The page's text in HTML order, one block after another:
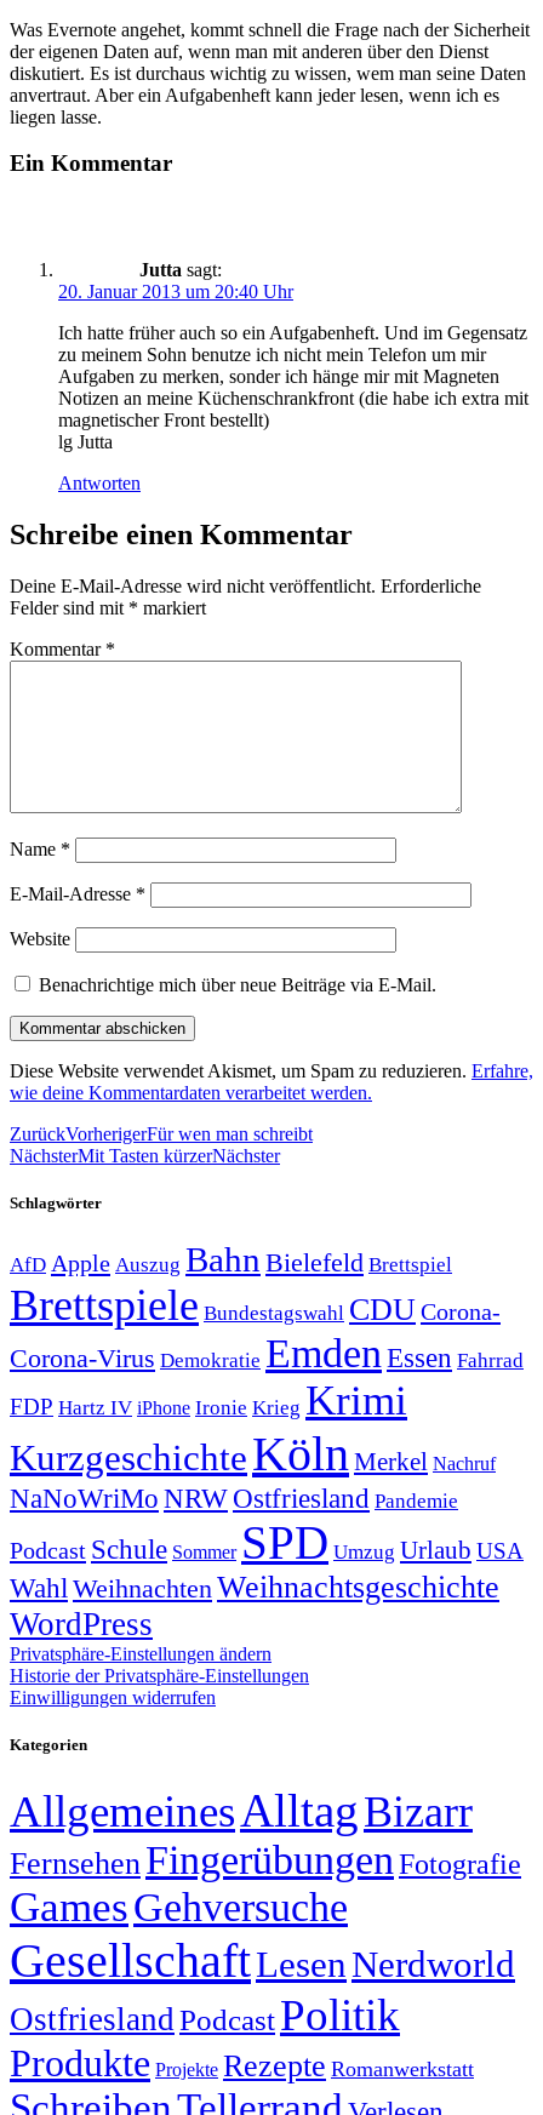
Was Evernote angehet, kommt schnell die Frage nach der Sicherheit
der eigenen Daten auf, wenn man mit anderen über den Dienst
diskutiert. Es ist durchaus wichtig zu wissen, wem man seine Daten
anvertraut. Aber ein Aufgabenheft kann jeder lesen, wenn ich es
liegen lasse.
Ein Kommentar
Jutta sagt:
20. Januar 2013 um 20:40 Uhr
Ich hatte früher auch so ein Aufgabenheft. Und im Gegensatz
zu meinem Sohn benutze ich nicht mein Telefon um mir
Aufgaben zu merken, sonder ich hänge mir mit Magneten
Notizen an meine Küchenschrankfront (die habe ich extra mit
magnetischer Front bestellt)
lg Jutta
Antworten
Schreibe einen Kommentar
Deine E-Mail-Adresse wird nicht veröffentlicht. Erforderliche
Felder sind mit * markiert
Kommentar *
Name *
E-Mail-Adresse *
Website
Benachrichtige mich über neue Beiträge via E-Mail.
Diese Website verwendet Akismet, um Spam zu reduzieren. Erfahre,
wie deine Kommentardaten verarbeitet werden.
ZurückVorherigerFür wen man schreibt
NächsterMit Tasten kürzerNächster
Schlagwörter
AfD Apple Auszug Bahn Bielefeld Brettspiel
Brettspiele Bundestagswahl CDUCorona-
Corona-Virus Demokratie Emden Essen Fahrrad
FDP Hartz IV iPhone Ironie Krieg Krimi
KurzgeschichteKölnMerkel Nachruf
NaNoWriMo NRWOstfriesland Pandemie
Podcast Schule Sommer SPD Umzug Urlaub USA
WahlWeihnachtenWeihnachtsgeschichte
WordPress
Privatsphäre-Einstellungen ändern
Historie der Privatsphäre-Einstellungen
Einwilligungen widerrufen
Kategorien
AllgemeinesAlltagBizarr
Fernsehen Fingerübungen Fotografie
GamesGehversuche
GesellschaftLesen Nerdworld
Ostfriesland PodcastPolitik
Produkte Projekte Rezepte Romanwerkstatt